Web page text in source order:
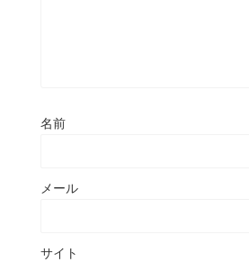
名前
メール
サイト